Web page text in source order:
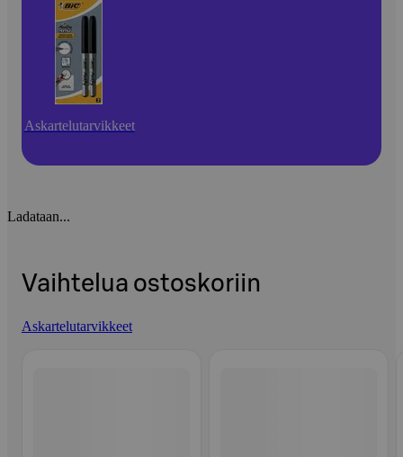
Askartelutarvikkeet
Ladataan...
Vaihtelua ostoskoriin
Askartelutarvikkeet